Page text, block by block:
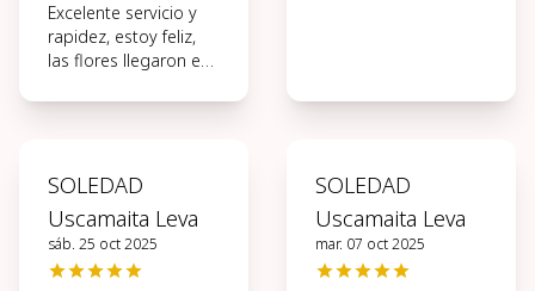
Excelente servicio y
rapidez, estoy feliz,
las flores llegaron en
condiciones, muchas
SOLEDAD
Uscamaita Leva
sáb. 25 oct 2025
SOLEDAD
Uscamaita Leva
mar. 07 oct 2025